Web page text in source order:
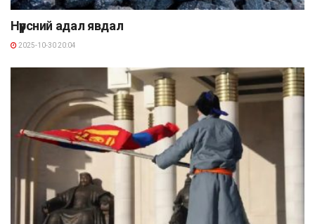
Нүүрсний адал явдал
2025-10-30 20:04